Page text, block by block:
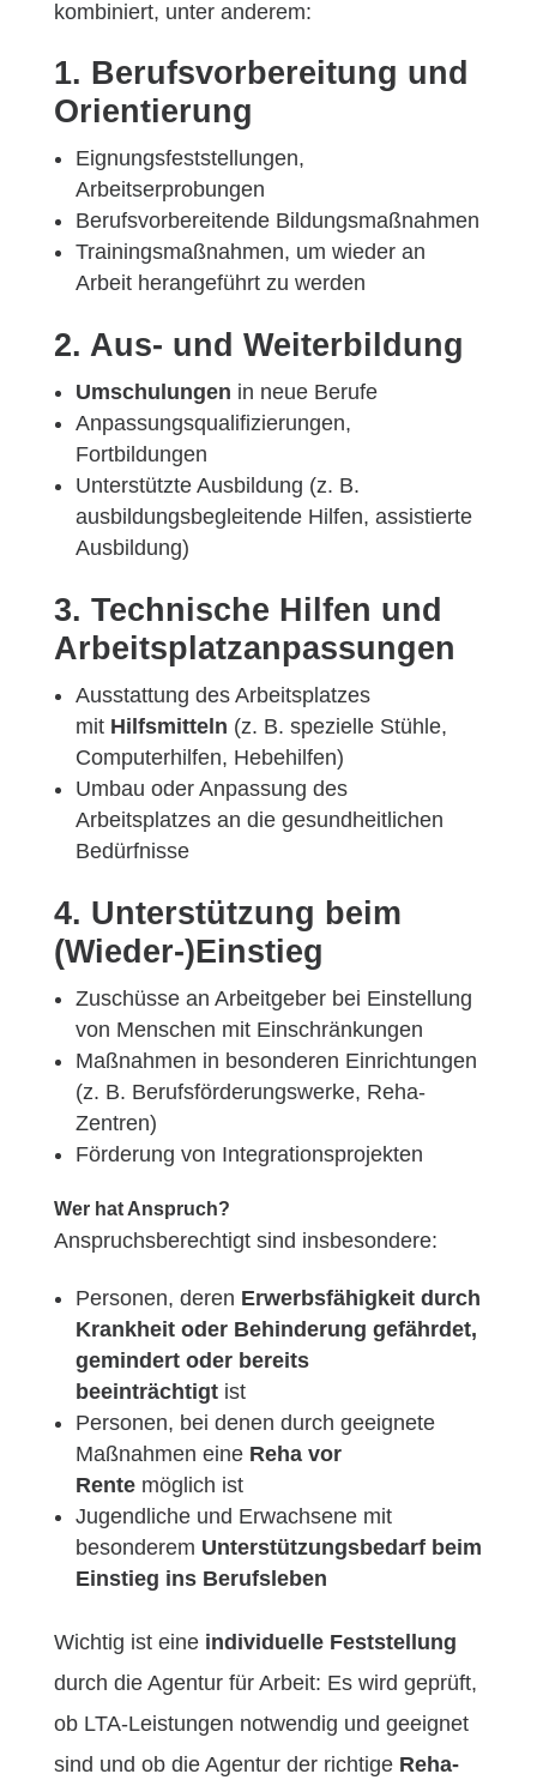
kombiniert, unter anderem:
1. Berufsvorbereitung und
Orientierung
Eignungsfeststellungen,
Arbeitserprobungen
Berufsvorbereitende Bildungsmaßnahmen
Trainingsmaßnahmen, um wieder an
Arbeit herangeführt zu werden
2. Aus- und Weiterbildung
Umschulungen in neue Berufe
Anpassungsqualifizierungen,
Fortbildungen
Unterstützte Ausbildung (z. B.
ausbildungsbegleitende Hilfen, assistierte
Ausbildung)
3. Technische Hilfen und
Arbeitsplatzanpassungen
Ausstattung des Arbeitsplatzes
mit Hilfsmitteln (z. B. spezielle Stühle,
Computerhilfen, Hebehilfen)
Umbau oder Anpassung des
Arbeitsplatzes an die gesundheitlichen
Bedürfnisse
4. Unterstützung beim
(Wieder-)Einstieg
Zuschüsse an Arbeitgeber bei Einstellung
von Menschen mit Einschränkungen
Maßnahmen in besonderen Einrichtungen
(z. B. Berufsförderungswerke, Reha-
Zentren)
Förderung von Integrationsprojekten
Wer hat Anspruch?
Anspruchsberechtigt sind insbesondere:
Personen, deren Erwerbsfähigkeit durch
Krankheit oder Behinderung gefährdet,
gemindert oder bereits
beeinträchtigtist
Personen, bei denen durch geeignete
Maßnahmen eine Reha vor
Rentemöglich ist
Jugendliche und Erwachsene mit
besonderem Unterstützungsbedarf beim
Einstieg ins Berufsleben
Wichtig ist eine individuelle Feststellung
durch die Agentur für Arbeit: Es wird geprüft,
ob LTA-Leistungen notwendig und geeignet
sind und ob die Agentur der richtige Reha-